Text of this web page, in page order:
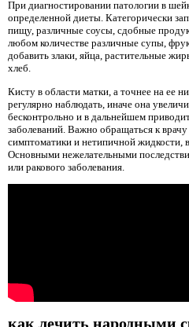
При диагностировании патологии в
определенной диеты. Категорически
пищу, различные соусы, сдобные
любом количестве различные супы,
добавить злаки, яйца, растительные
хлеб.
Кисту в области матки, а точнее на ее
регулярно наблюдать, иначе она
бесконтрольно и в дальнейшем
заболеваний. Важно обращаться к
симптоматики и нетипичной жидкости,
Основными нежелательными
или ракового заболевания.
как лечить народными